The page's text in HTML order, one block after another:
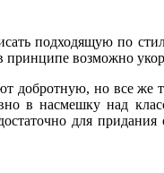
подходящую по
принципе возможно
добротную, но все
в насмешку над
для